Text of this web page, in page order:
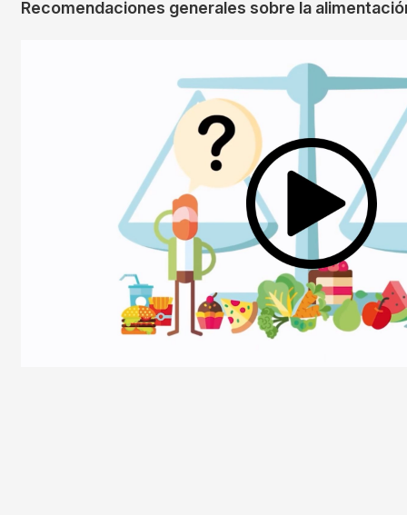
Recomendaciones generales sobre la